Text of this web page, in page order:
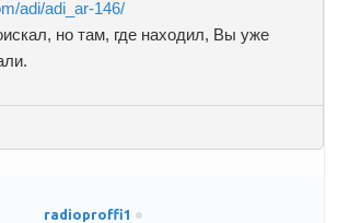
adi/adi_ar-146/
но там, где находил, Вы уже
radioproffi1